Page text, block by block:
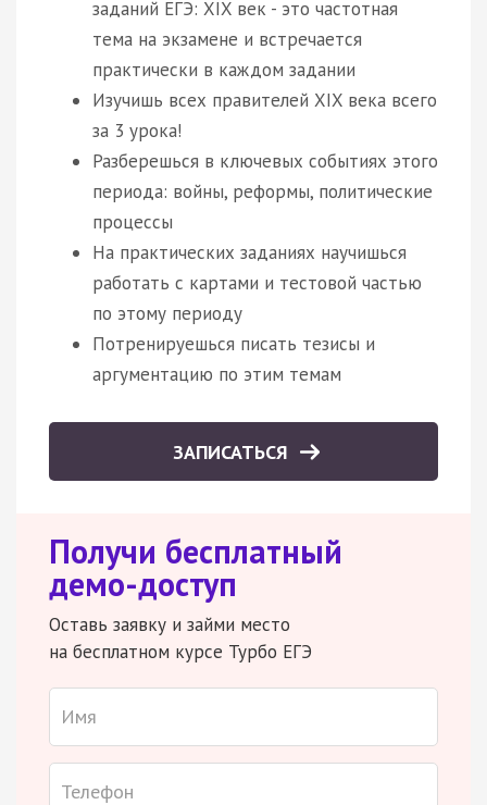
заданий ЕГЭ: XIX век - это частотная
тема на экзамене и встречается
практически в каждом задании
Изучишь всех правителей XIX века всего
за 3 урока!
Разберешься в ключевых событиях этого
периода: войны, реформы, политические
процессы
На практических заданиях научишься
работать с картами и тестовой частью
по этому периоду
Потренируешься писать тезисы и
аргументацию по этим темам
ЗАПИСАТЬСЯ
Получи бесплатный
демо-доступ
Оставь заявку и займи место
на бесплатном курсе Турбо ЕГЭ